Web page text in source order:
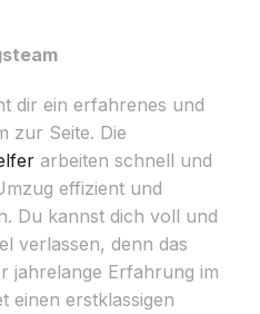
dir ein erfahrenes und
zur Seite. Die
arbeiten schnell und
effizient und
Du kannst dich voll und
verlassen, denn das
jahrelange Erfahrung im
einen erstklassigen